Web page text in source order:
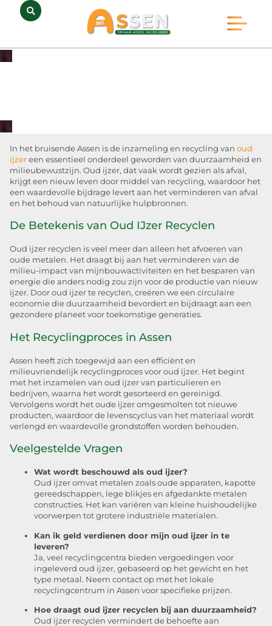
In het bruisende Assen is de inzameling en recycling van oud
ijzer een essentieel onderdeel geworden van duurzaamheid en
milieubewustzijn. Oud ijzer, dat vaak wordt gezien als afval,
krijgt een nieuw leven door middel van recycling, waardoor het
een waardevolle bijdrage levert aan het verminderen van afval
en het behoud van natuurlijke hulpbronnen.
De Betekenis van Oud IJzer Recyclen
Oud ijzer recyclen is veel meer dan alleen het afvoeren van
oude metalen. Het draagt bij aan het verminderen van de
milieu-impact van mijnbouwactiviteiten en het besparen van
energie die anders nodig zou zijn voor de productie van nieuw
ijzer. Door oud ijzer te recyclen, creëren we een circulaire
economie die duurzaamheid bevordert en bijdraagt aan een
gezondere planeet voor toekomstige generaties.
Het Recyclingproces in Assen
Assen heeft zich toegewijd aan een efficiënt en
milieuvriendelijk recyclingproces voor oud ijzer. Het begint
met het inzamelen van oud ijzer van particulieren en
bedrijven, waarna het wordt gesorteerd en gereinigd.
Vervolgens wordt het oude ijzer omgesmolten tot nieuwe
producten, waardoor de levenscyclus van het materiaal wordt
verlengd en waardevolle grondstoffen worden behouden.
Veelgestelde Vragen
Wat wordt beschouwd als oud ijzer?
Oud ijzer omvat metalen zoals oude apparaten, kapotte
gereedschappen, lege blikjes en afgedankte metalen
constructies. Het kan variëren van kleine huishoudelijke
voorwerpen tot grotere industriële materialen.
Kan ik geld verdienen door mijn oud ijzer in te
leveren?
Ja, veel recyclingcentra bieden vergoedingen voor
ingeleverd oud ijzer, gebaseerd op het gewicht en het
type metaal. Neem contact op met het lokale
recyclingcentrum in Assen voor specifieke prijzen.
Hoe draagt oud ijzer recyclen bij aan duurzaamheid?
Oud ijzer recyclen vermindert de behoefte aan